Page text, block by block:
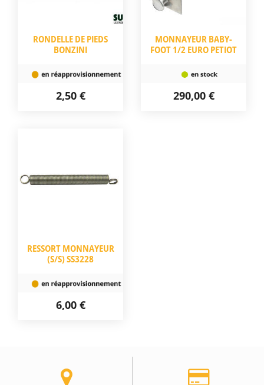
RONDELLE DE PIEDS
BONZINI
2,50 €
MONNAYEUR BABY-
FOOT 1/2 EURO PETIOT
290,00 €
RESSORT MONNAYEUR
(S/S) SS3228
6,00 €